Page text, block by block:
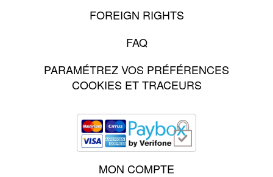
FOREIGN RIGHTS
FAQ
PARAMÉTREZ VOS PRÉFÉRENCES
COOKIES ET TRACEURS
MON COMPTE